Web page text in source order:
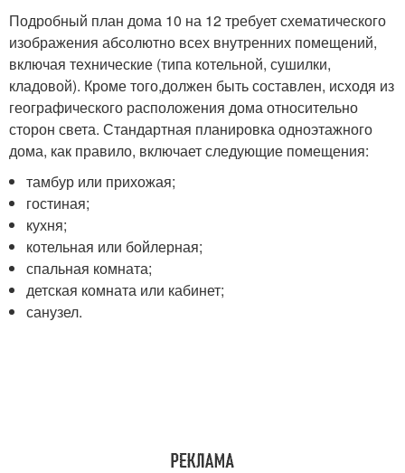
Подробный план дома 10 на 12 требует схематического
изображения абсолютно всех внутренних помещений,
включая технические (типа котельной, сушилки,
кладовой). Кроме того,должен быть составлен, исходя из
географического расположения дома относительно
сторон света. Стандартная планировка одноэтажного
дома, как правило, включает следующие помещения:
тамбур или прихожая;
гостиная;
кухня;
котельная или бойлерная;
спальная комната;
детская комната или кабинет;
санузел.